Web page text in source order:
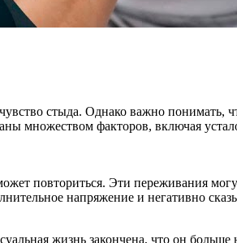
стыда. Однако важно понимать,
множеством факторов, включая
повториться. Эти переживания
напряжение и негативно
жизнь закончена, что он больше